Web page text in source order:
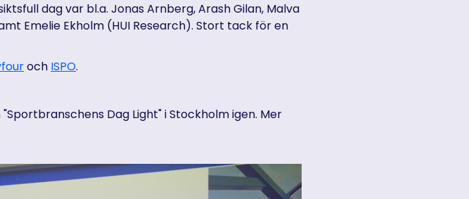
dag var bl.a. Jonas Arnberg, Arash Gilan, Malva
Emelie Ekholm (HUI Research). Stort tack för en
och ISPO.
Dag Light" i Stockholm igen. Mer